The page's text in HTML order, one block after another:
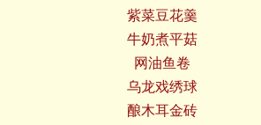
紫菜豆花羹
牛奶煮平菇
网油鱼卷
乌龙戏绣球
酿木耳金砖